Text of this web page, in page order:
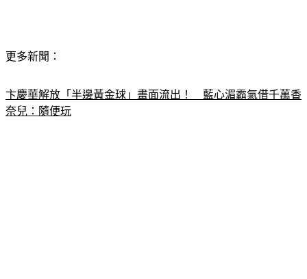
更多新聞：
卞慶華解放「半邊黃金球」畫面流出！　藍心湄霸氣借千萬香
奈兒：隨便玩